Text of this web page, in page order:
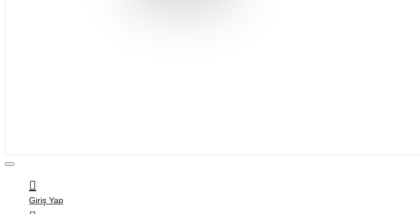
Giriş Yap